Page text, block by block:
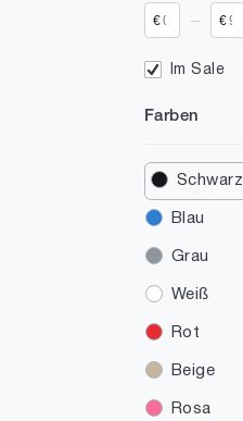
€ €
Im Sale
Farben
Schwarz
Blau
Grau
Weiß
Rot
Beige
Rosa